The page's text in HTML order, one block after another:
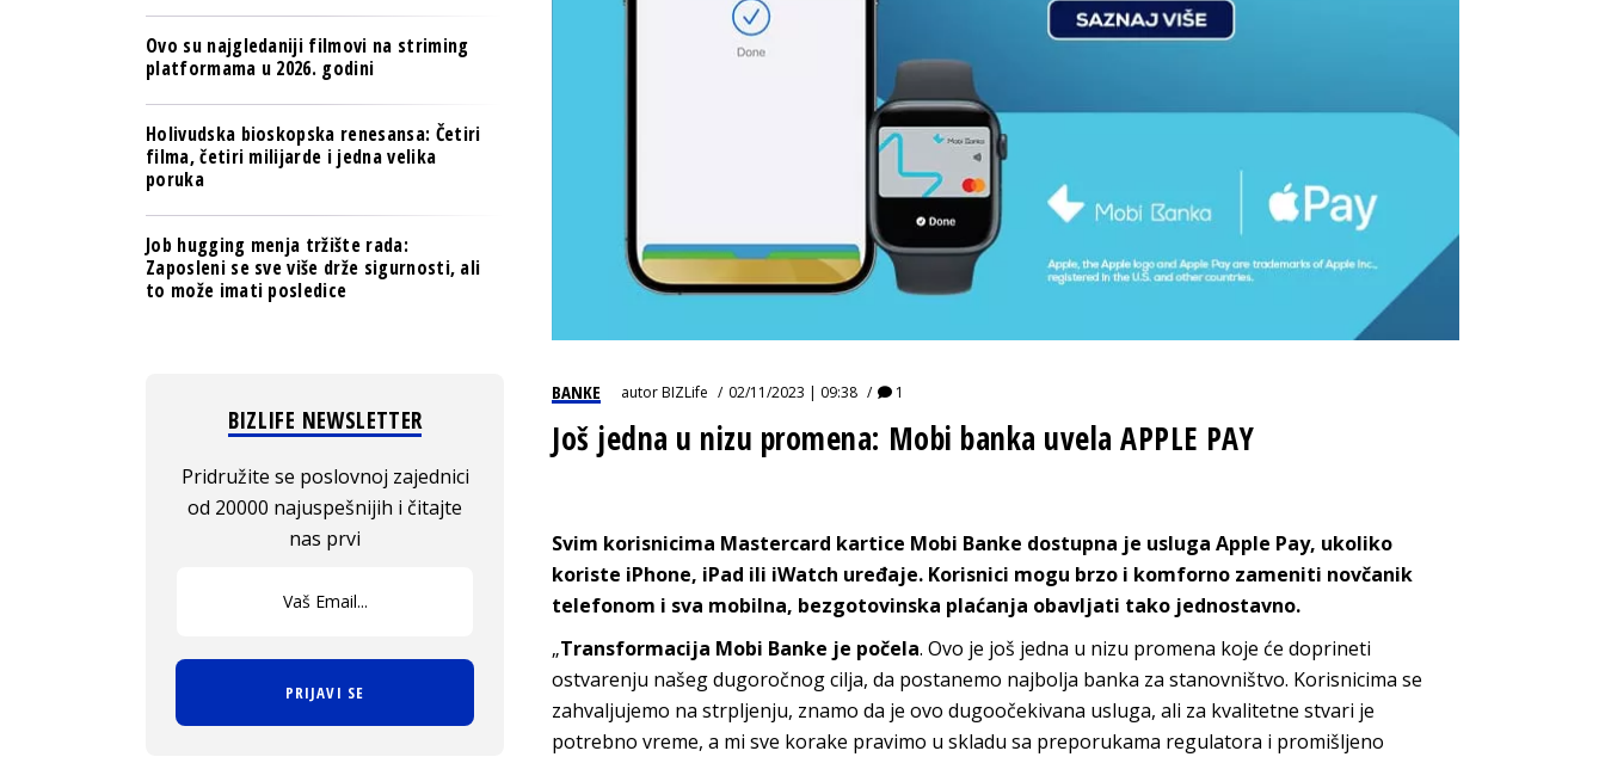
BIZNIS & SPORT
PULS REGIONA
NOVO NA RAFU
IZJAVA GODINE
BANKE autorBIZLife 02/11/2023 | 09:38 1
Još jedna u nizu promena: Mobi banka uvela APPLE PAY
Svim korisnicima Mastercard kartice Mobi Banke dostupna je usluga Apple Pay, ukoliko
koriste iPhone, iPad ili iWatch uređaje. Korisnici mogu brzo i komforno zameniti novčanik
telefonom i sva mobilna, bezgotovinska plaćanja obavljati tako jednostavno.
„Transformacija Mobi Banke je počela. Ovo je još jedna u nizu promena koje će doprineti
ostvarenju našeg dugoročnog cilja, da postanemo najbolja banka za stanovništvo. Korisnicima se
zahvaljujemo na strpljenju, znamo da je ovo dugoočekivana usluga, ali za kvalitetne stvari je
potrebno vreme, a mi sve korake pravimo u skladu sa preporukama regulatora i promišljeno
Ovo su najgledaniji filmovi na striming
platformama u 2026. godini
Holivudska bioskopska renesansa: Četiri
filma, četiri milijarde i jedna velika
poruka
Job hugging menja tržište rada:
Zaposleni se sve više drže sigurnosti, ali
to može imati posledice
BIZLIFE NEWSLETTER
Pridružite se poslovnoj zajednici
od 20000 najuspešnijih i čitajte
nas prvi
PRIJAVI SE